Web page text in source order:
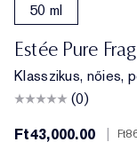
50 ml
Estée Pure
Klasszikus, nőies,
(0)
Ft43,000.00